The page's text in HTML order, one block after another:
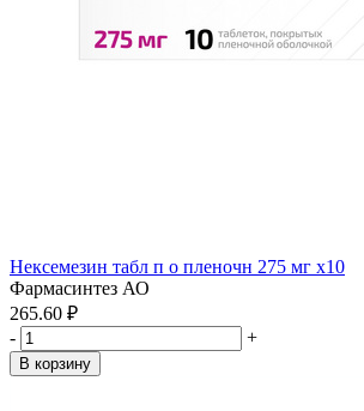
Нексемезин табл п о пленочн 275 мг x10
Фармасинтез АО
265.60 ₽
-
+
В корзину